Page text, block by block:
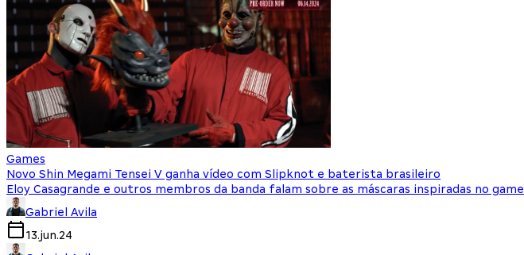
Games
Novo Shin Megami Tensei V ganha vídeo com Slipknot e baterista brasileiro
Eloy Casagrande e outros membros da banda falam sobre as máscaras inspiradas no game
Gabriel Avila
13.jun.24